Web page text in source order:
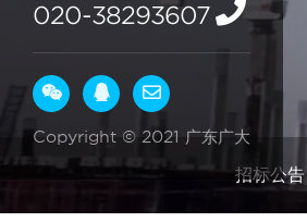
020-38293607
Copyright © 2021 广东广大
招标公告